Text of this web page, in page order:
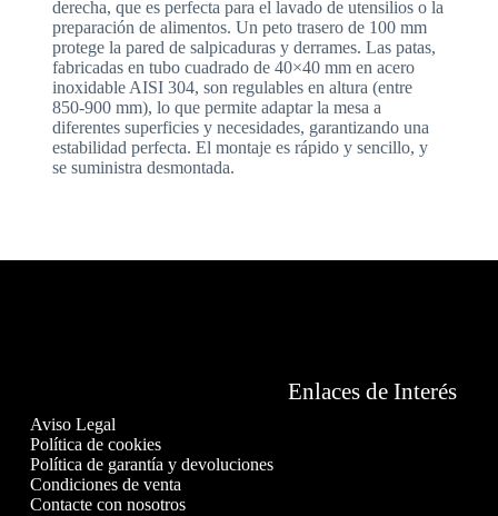
derecha, que es perfecta para el lavado de utensilios o la
preparación de alimentos. Un peto trasero de 100 mm
protege la pared de salpicaduras y derrames. Las patas,
fabricadas en tubo cuadrado de 40×40 mm en acero
inoxidable AISI 304, son regulables en altura (entre
850-900 mm), lo que permite adaptar la mesa a
diferentes superficies y necesidades, garantizando una
estabilidad perfecta. El montaje es rápido y sencillo, y
se suministra desmontada.
Enlaces de Interés
Aviso Legal
Política de cookies
Política de garantía y devoluciones
Condiciones de venta
Contacte con nosotros